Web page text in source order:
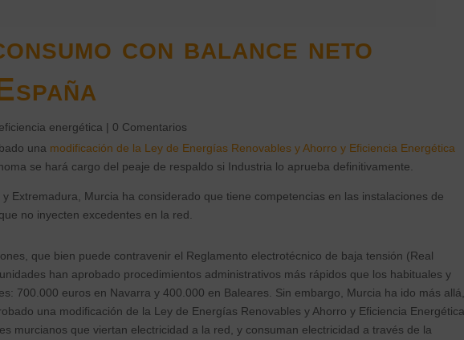
con balance neto
energética | 0 Comentarios
una modificación de la Ley de Energías Renovables y Ahorro y Eficiencia Energética
se hará cargo del peaje de respaldo si Industria lo aprueba definitivamente.
Extremadura, Murcia ha considerado que tiene competencias en las instalaciones de
no inyecten excedentes en la red.
que bien puede contravenir el Reglamento electrotécnico de baja tensión (Real
han aprobado procedimientos administrativos más rápidos que los habituales y
700.000 euros en Navarra y 400.000 en Baleares. Sin embargo, Murcia ha ido más allá,
una modificación de la Ley de Energías Renovables y Ahorro y Eficiencia Energética
murcianos que viertan electricidad a la red, y consuman electricidad a través de la